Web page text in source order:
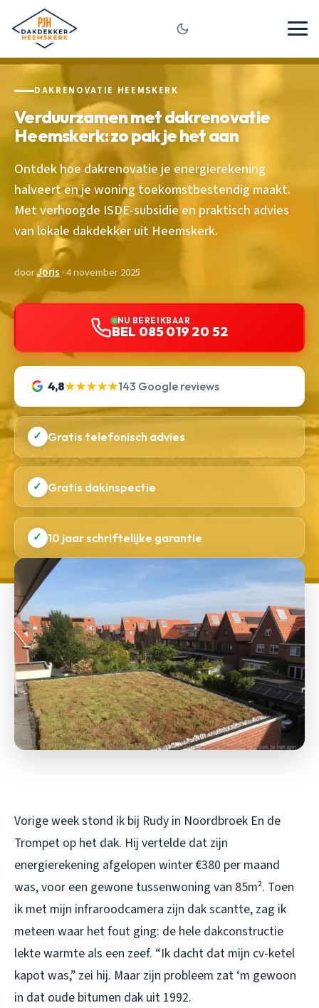
DAKRENOVATIE HEEMSKERK
Verduurzamen met dakrenovatie
Heemskerk: zo pak je het aan
Ontdek hoe dakrenovatie je energierekening
halveert en je woning toekomstbestendig maakt.
Met verhoogde ISDE-subsidie en praktisch advies
van lokale dakdekker uit Heemskerk.
doorJoris · 4 november 2025
NU BEREIKBAAR
BEL 085 019 20 52
4,8★★★★★143 Google reviews
✓ Gratis telefonisch advies
✓ Gratis dakinspectie
✓ 10 jaar schriftelijke garantie
Vorige week stond ik bij Rudy in Noordbroek En de
Trompet op het dak. Hij vertelde dat zijn
energierekening afgelopen winter €380 per maand
was, voor een gewone tussenwoning van 85m². Toen
ik met mijn infraroodcamera zijn dak scantte, zag ik
meteen waar het fout ging: de hele dakconstructie
lekte warmte als een zeef. “Ik dacht dat mijn cv-ketel
kapot was,” zei hij. Maar zijn probleem zat ‘m gewoon
in dat oude bitumen dak uit 1992.